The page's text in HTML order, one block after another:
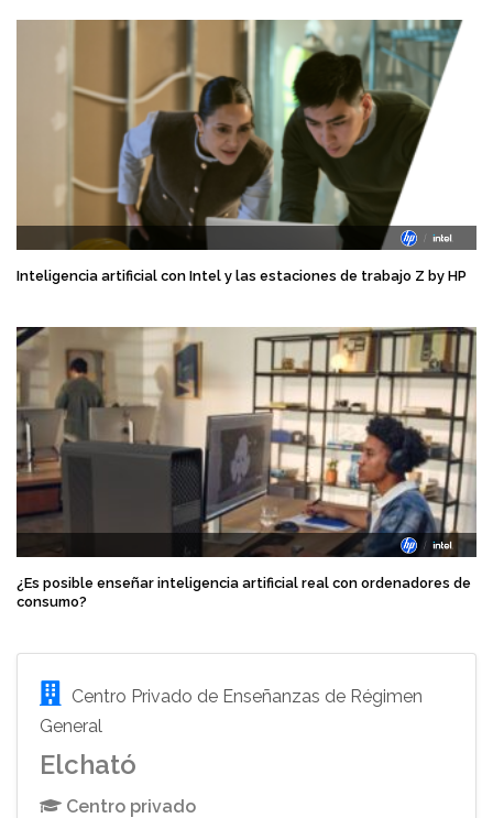
Inteligencia artificial con Intel y las estaciones de trabajo Z by HP
¿Es posible enseñar inteligencia artificial real con ordenadores de
consumo?
Centro Privado de Enseñanzas de Régimen
General
Elcható
Centro privado